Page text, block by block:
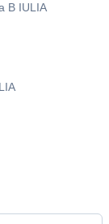
B IULIA